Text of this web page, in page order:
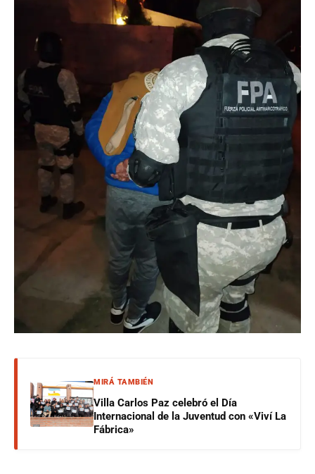
MIRÁ TAMBIÉN
Villa Carlos Paz celebró el Día
Internacional de la Juventud con «Viví La
Fábrica»